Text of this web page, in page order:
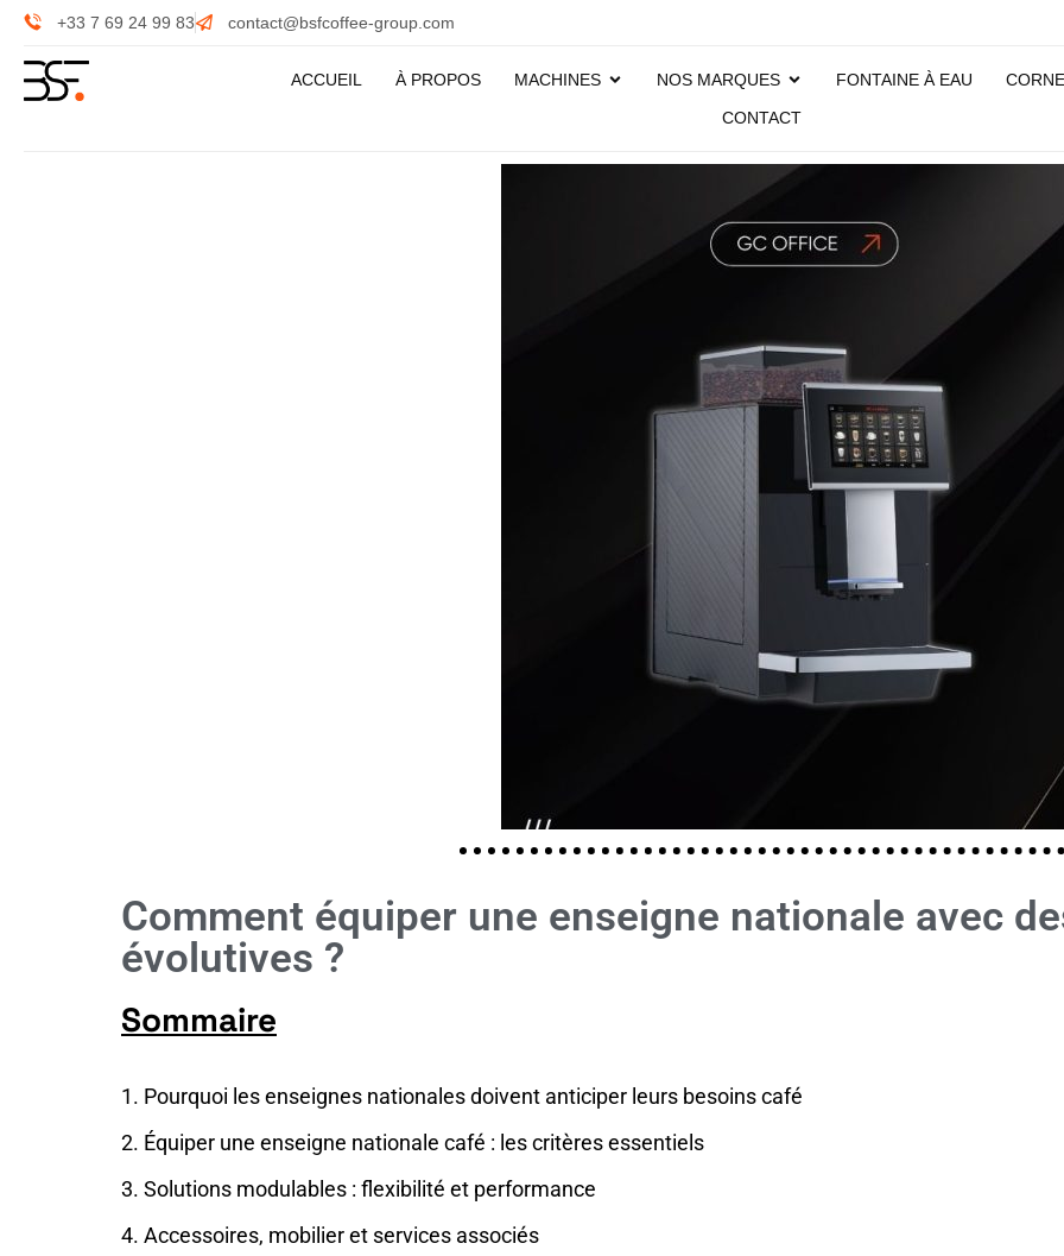
+33 7 69 24 99 83 contact@bsfcoffee-group.com
ACCUEIL À PROPOS MACHINES NOS MARQUES FONTAINE À EAU
CONTACT
Comment équiper une enseigne nationale avec
évolutives ?
Sommaire
1. Pourquoi les enseignes nationales doivent anticiper leurs besoins café
2. Équiper une enseigne nationale café : les critères essentiels
3. Solutions modulables : flexibilité et performance
4. Accessoires, mobilier et services associés